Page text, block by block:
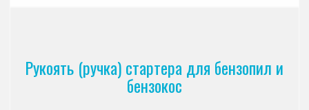
Рукоять (ручка) стартера для бензопил и
бензокос